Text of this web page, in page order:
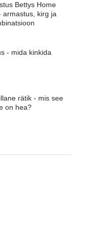
Bettys Home
armastus, kirg ja
- mida kinkida
rätik - mis see
on hea?